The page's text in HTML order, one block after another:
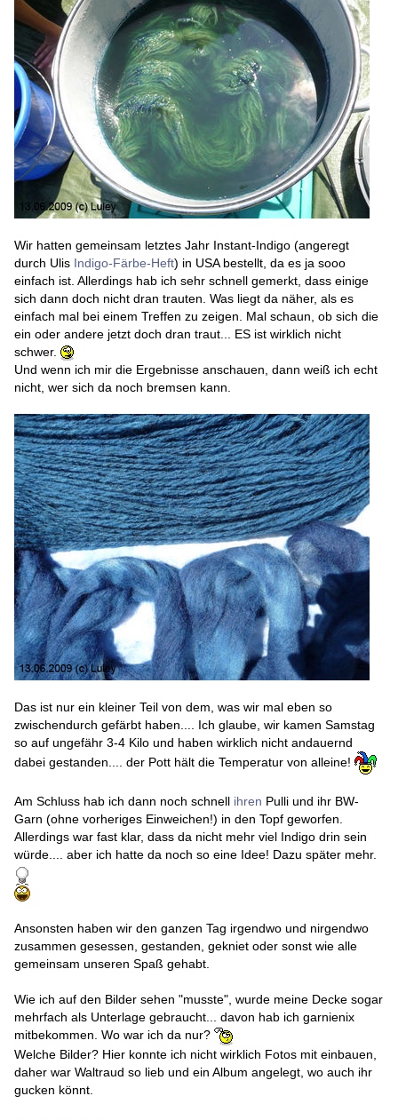
Wir hatten gemeinsam letztes Jahr Instant-Indigo (angeregt
durch Ulis Indigo-Färbe-Heft) in USA bestellt, da es ja sooo
einfach ist. Allerdings hab ich sehr schnell gemerkt, dass einige
sich dann doch nicht dran trauten. Was liegt da näher, als es
einfach mal bei einem Treffen zu zeigen. Mal schaun, ob sich die
ein oder andere jetzt doch dran traut... ES ist wirklich nicht
schwer.
Und wenn ich mir die Ergebnisse anschauen, dann weiß ich echt
nicht, wer sich da noch bremsen kann.
Das ist nur ein kleiner Teil von dem, was wir mal eben so
zwischendurch gefärbt haben.... Ich glaube, wir kamen Samstag
so auf ungefähr 3-4 Kilo und haben wirklich nicht andauernd
dabei gestanden.... der Pott hält die Temperatur von alleine!
Am Schluss hab ich dann noch schnell ihren Pulli und ihr BW-
Garn (ohne vorheriges Einweichen!) in den Topf geworfen.
Allerdings war fast klar, dass da nicht mehr viel Indigo drin sein
würde.... aber ich hatte da noch so eine Idee! Dazu später mehr.
Ansonsten haben wir den ganzen Tag irgendwo und nirgendwo
zusammen gesessen, gestanden, gekniet oder sonst wie alle
gemeinsam unseren Spaß gehabt.
Wie ich auf den Bilder sehen "musste", wurde meine Decke sogar
mehrfach als Unterlage gebraucht... davon hab ich garnienix
mitbekommen. Wo war ich da nur?
Welche Bilder? Hier konnte ich nicht wirklich Fotos mit einbauen,
daher war Waltraud so lieb und ein Album angelegt, wo auch ihr
gucken könnt.